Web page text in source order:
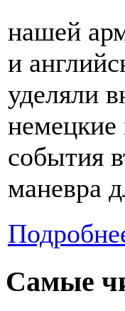
нашей
и
уделяли
немецкие
события
маневра
Самые